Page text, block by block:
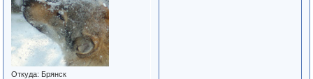
Откуда: Брянск